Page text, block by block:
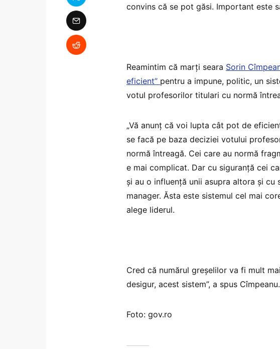
convins că se pot găsi. Important este
Reamintim că marți seara Sorin
eficient” pentru a impune, politic, un
votul profesorilor titulari cu normă
„Vă anunț că voi lupta cât pot de
se facă pe baza deciziei votului
normă întreagă. Cei care au normă
e mai complicat. Dar cu siguranță cei
și au o influență unii asupra altora și
manager. Ăsta este sistemul cel mai
alege liderul.
Cred că numărul greșelilor va fi mult
desigur, acest sistem”, a spus Cîmpeanu.
Foto: gov.ro